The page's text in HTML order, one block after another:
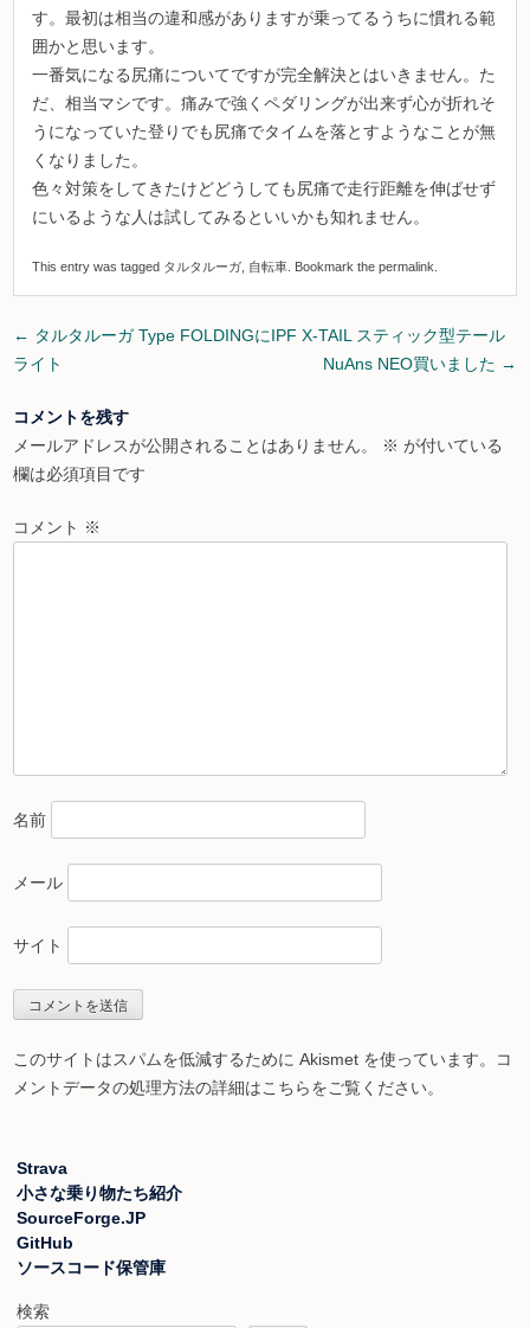
す。最初は相当の違和感がありますが乗ってるうちに慣れる範
囲かと思います。
一番気になる尻痛についてですが完全解決とはいきません。た
だ、相当マシです。痛みで強くペダリングが出来ず心が折れそ
うになっていた登りでも尻痛でタイムを落とすようなことが無
くなりました。
色々対策をしてきたけどどうしても尻痛で走行距離を伸ばせず
にいるような人は試してみるといいかも知れません。
This entry was tagged タルタルーガ, 自転車. Bookmark the permalink
Post
navigation
← タルタルーガ Type FOLDINGにIPF X-TAIL スティック型テール
ライト
NuAns NEO買いました →
コメントを残す
メールアドレスが公開されることはありません。
※ が付いている
欄は必須項目です
コメント ※
名前
メール
サイト
このサイトはスパムを低減するために Akismet を使っています。
コ
メントデータの処理方法の詳細はこちらをご覧ください。
Strava
小さな乗り物たち紹介
SourceForge.JP
GitHub
ソースコード保管庫
検索